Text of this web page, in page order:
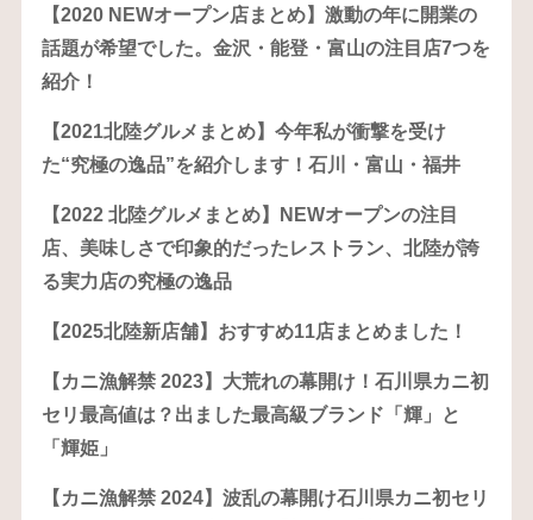
【2020 NEWオープン店まとめ】激動の年に開業の
話題が希望でした。金沢・能登・富山の注目店7つを
紹介！
【2021北陸グルメまとめ】今年私が衝撃を受け
た“究極の逸品”を紹介します！石川・富山・福井
【2022 北陸グルメまとめ】NEWオープンの注目
店、美味しさで印象的だったレストラン、北陸が誇
る実力店の究極の逸品
【2025北陸新店舗】おすすめ11店まとめました！
【カニ漁解禁 2023】大荒れの幕開け！石川県カニ初
セリ最高値は？出ました最高級ブランド「輝」と
「輝姫」
【カニ漁解禁 2024】波乱の幕開け石川県カニ初セリ